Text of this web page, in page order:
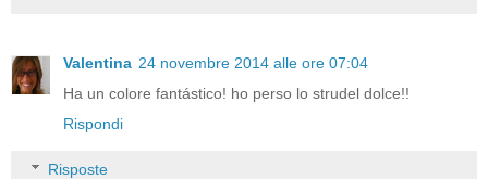
Valentina 24 novembre 2014 alle ore 07:04
Ha un colore fantástico! ho perso lo strudel dolce!!
Rispondi
Risposte